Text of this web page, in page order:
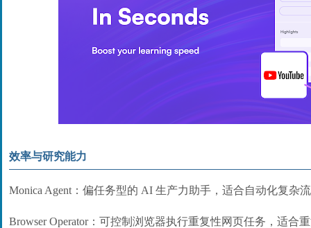
效率与研究能力
Monica Agent：偏任务型的 AI 生产力助手，适合自动化复杂
Browser Operator：可控制浏览器执行重复性网页任务，适合